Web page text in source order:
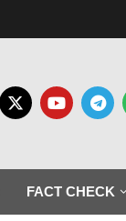
FACT CHECK